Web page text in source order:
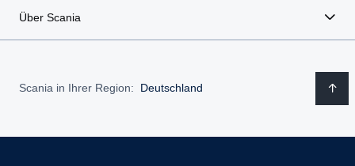
Über Scania
Scania in Ihrer Region: Deutschland